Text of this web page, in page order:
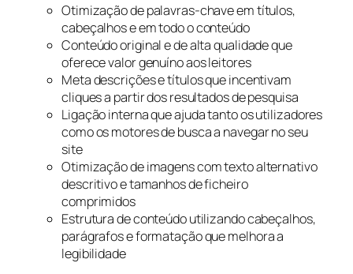
Otimização de palavras-chave em títulos,
cabeçalhos e em todo o conteúdo
Conteúdo original e de alta qualidade que
oferece valor genuíno aos leitores
Meta descrições e títulos que incentivam
cliques a partir dos resultados de pesquisa
Ligação interna que ajuda tanto os utilizadores
como os motores de busca a navegar no seu
site
Otimização de imagens com texto alternativo
descritivo e tamanhos de ficheiro
comprimidos
Estrutura de conteúdo utilizando cabeçalhos,
parágrafos e formatação que melhora a
legibilidade